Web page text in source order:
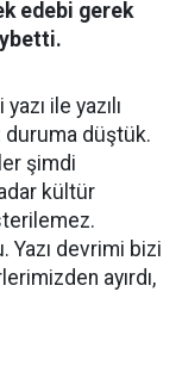
edebi gerek
ile yazılı
duruma düştük.
şimdi
kültür
Yazı devrimi bizi
ayırdı,